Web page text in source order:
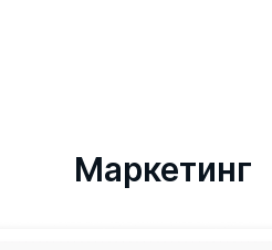
Маркетинг